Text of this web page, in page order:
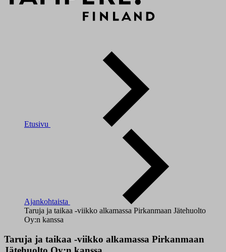
Etusivu
Ajankohtaista
Taruja ja taikaa -viikko alkamassa Pirkanmaan Jätehuolto
Oy:n kanssa
Taruja ja taikaa -viikko alkamassa Pirkanmaan